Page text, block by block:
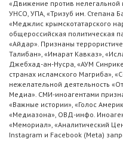
«Движение против нелегальной
УНСО, УПА, «Тризуб им. Степана
«Меджлис крымскотатарского
общероссийская политическая
«Айдар». Признаны
Талибан», «Имарат Кавказ»,
Джебхад-ан-Нусра, «АУМ
странах исламского Магриба»,
нежелательной деятельность
Медиа». СМИ-иноагентами
«Важные истории», «Голос
«Медиазона», ОВД-инфо.
«Мемориал», «Аналитический
Instagram и Facebook (Metа)